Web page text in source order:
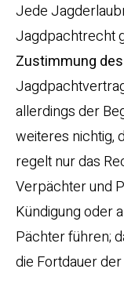
Jede
Jagdpachtrecht
Zustimmung
allerdings der
weiteres nichtig,
regelt nur das
Verpächter und
Kündigung oder
Pächter führen;
die Fortdauer